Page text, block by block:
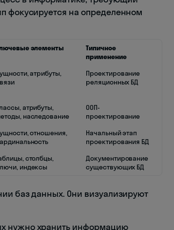
фокусируется на определенном
элементы
Типичное
применение
атрибуты,
Проектирование
реляционных БД
атрибуты,
наследование
ООП-
проектирование
отношения,
Начальный этап
проектирования БД
столбцы,
индексы
Документирование
существующих БД
баз данных. Они визуализируют
нужно хранить информацию